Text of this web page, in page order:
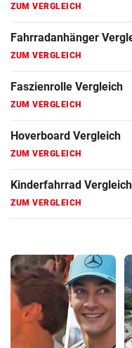
ZUM VERGLEICH
Fahrradanhänger
ZUM VERGLEICH
Faszienrolle Vergleich
ZUM VERGLEICH
Hoverboard Vergleich
ZUM VERGLEICH
Kinderfahrrad Vergleich
ZUM VERGLEICH